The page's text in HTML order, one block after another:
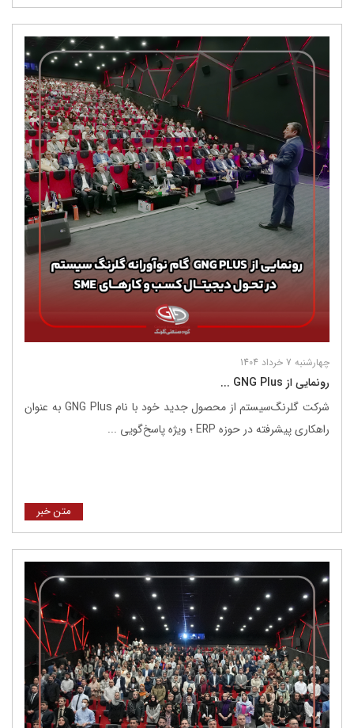
چهارشنبه 7 خرداد 1404
رونمایی از GNG Plus ...
شرکت گلرنگ‌سیستم از محصول جدید خود با نام GNG Plus به عنوان
راهکاری پیشرفته در حوزه ERP ؛ ویژه پاسخ‌گویی ...
متن خبر